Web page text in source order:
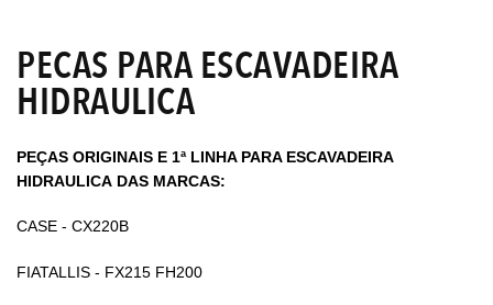
PECAS PARA ESCAVADEIRA
HIDRAULICA
PEÇAS ORIGINAIS E 1ª LINHA PARA ESCAVADEIRA
HIDRAULICA DAS MARCAS:
CASE - CX220B
FIATALLIS - FX215 FH200